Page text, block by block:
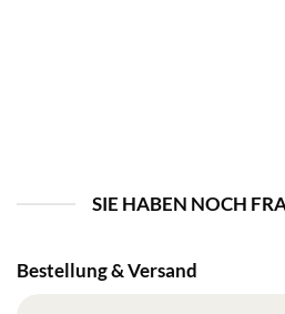
SIE HABEN NOCH
Bestellung & Versand